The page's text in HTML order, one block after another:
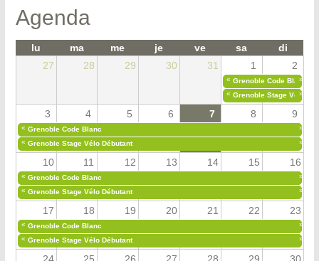
Agenda
lu ma me je ve sa
di
27
28 29 30 31 1 2
« Grenoble Code Blanc
»
« Grenoble Stage Vélo
»
3 4 5 6 7 8 9
« Grenoble Code Blanc
»
« Grenoble Stage Vélo Débutant »
10 11 12 13 14 15 16
« Grenoble Code Blanc
»
« Grenoble Stage Vélo Débutant »
17 18 19 20 21 22 23
« Grenoble Code Blanc
»
« Grenoble Stage Vélo Débutant »